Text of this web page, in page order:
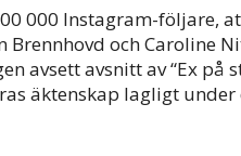
000 Instagram-följare,
Brennhovd och Caroline
avsett avsnitt av “Ex på
äktenskap lagligt